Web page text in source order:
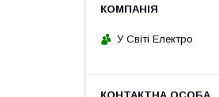
У Світі Електро